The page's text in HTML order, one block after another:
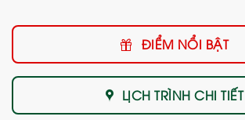
ĐIỂM NỔI BẬT
LỊCH TRÌNH CHI TIẾT